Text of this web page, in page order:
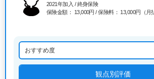
2021年加入 / 終身保険
保険金額： 13,000円 / 保険料： 13,000円（月
おすすめ度
観点別評価